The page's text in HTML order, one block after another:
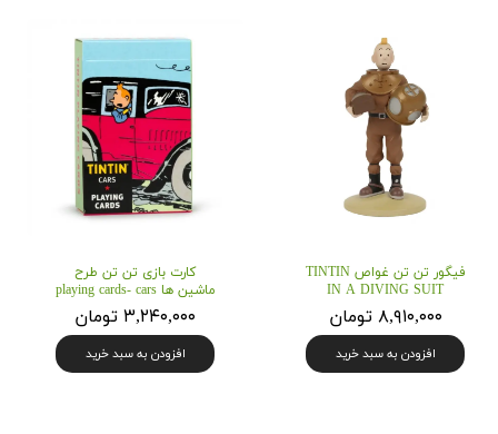
فیگور تن تن غواص TINTIN
IN A DIVING SUIT
۸,۹۱۰,۰۰۰ تومان
افزودن به سبد خرید
کارت بازی تن تن طرح
ماشین ها playing cards- cars
۳,۲۴۰,۰۰۰ تومان
افزودن به سبد خرید